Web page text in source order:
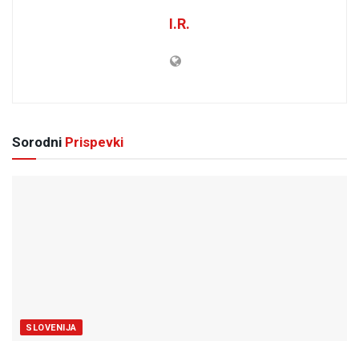
I.R.
Sorodni Prispevki
SLOVENIJA